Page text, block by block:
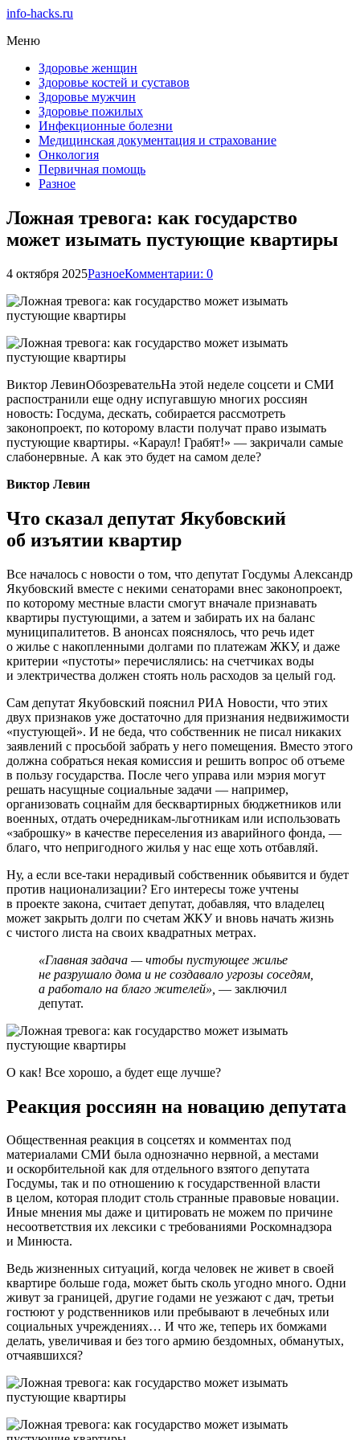
info-hacks.ru
Меню
Здоровье женщин
Здоровье костей и суставов
Здоровье мужчин
Здоровье пожилых
Инфекционные болезни
Медицинская документация и страхование
Онкология
Первичная помощь
Разное
Ложная тревога: как государство
может изымать пустующие квартиры
4 октября 2025РазноеКомментарии: 0
Виктор ЛевинОбозревательНа этой неделе соцсети и СМИ
распостранили еще одну испугавшую многих россиян
новость: Госдума, дескать, собирается рассмотреть
законопроект, по которому власти получат право изымать
пустующие квартиры. «Караул! Грабят!» — закричали самые
слабонервные. А как это будет на самом деле?
Виктор Левин
Что сказал депутат Якубовский
об изъятии квартир
Все началось с новости о том, что депутат Госдумы Александр
Якубовский вместе с некими сенаторами внес законопроект,
по которому местные власти смогут вначале признавать
квартиры пустующими, а затем и забирать их на баланс
муниципалитетов. В анонсах пояснялось, что речь идет
о жилье с накопленными долгами по платежам ЖКУ, и даже
критерии «пустоты» перечислялись: на счетчиках воды
и электричества должен стоять ноль расходов за целый год.
Сам депутат Якубовский пояснил РИА Новости, что этих
двух признаков уже достаточно для признания недвижимости
«пустующей». И не беда, что собственник не писал никаких
заявлений с просьбой забрать у него помещения. Вместо этого
должна собраться некая комиссия и решить вопрос об отъеме
в пользу государства. После чего управа или мэрия могут
решать насущные социальные задачи — например,
организовать соцнайм для бесквартирных бюджетников или
военных, отдать очередникам-льготникам или использовать
«заброшку» в качестве переселения из аварийного фонда, —
благо, что непригодного жилья у нас еще хоть отбавляй.
Ну, а если все-таки нерадивый собственник обьявится и будет
против национализации? Его интересы тоже учтены
в проекте закона, считает депутат, добавляя, что владелец
может закрыть долги по счетам ЖКУ и вновь начать жизнь
с чистого листа на своих квадратных метрах.
«Главная задача — чтобы пустующее жилье
не разрушало дома и не создавало угрозы соседям,
а работало на благо жителей», — заключил
депутат.
О как! Все хорошо, а будет еще лучше?
Реакция россиян на новацию депутата
Общественная реакция в соцсетях и комментах под
материалами СМИ была однозначно нервной, а местами
и оскорбительной как для отдельного взятого депутата
Госдумы, так и по отношению к государственной власти
в целом, которая плодит столь странные правовые новации.
Иные мнения мы даже и цитировать не можем по причине
несоответствия их лексики с требованиями Роскомнадзора
и Минюста.
Ведь жизненных ситуаций, когда человек не живет в своей
квартире больше года, может быть сколь угодно много. Одни
живут за границей, другие годами не уезжают с дач, третьи
гостюют у родственников или пребывают в лечебных или
социальных учреждениях… И что же, теперь их бомжами
делать, увеличивая и без того армию бездомных, обманутых,
отчаявшихся?